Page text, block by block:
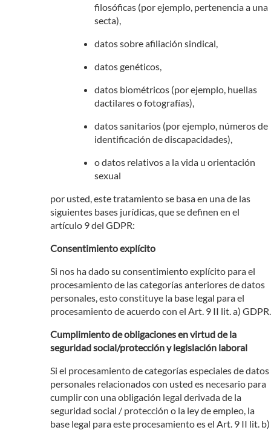
filosóficas (por ejemplo, pertenencia a una
secta),
datos sobre afiliación sindical,
datos genéticos,
datos biométricos (por ejemplo, huellas
dactilares o fotografías),
datos sanitarios (por ejemplo, números de
identificación de discapacidades),
o datos relativos a la vida u orientación
sexual
por usted, este tratamiento se basa en una de las
siguientes bases jurídicas, que se definen en el
artículo 9 del GDPR:
Consentimiento explícito
Si nos ha dado su consentimiento explícito para el
procesamiento de las categorías anteriores de datos
personales, esto constituye la base legal para el
procesamiento de acuerdo con el Art. 9 II lit. a) GDPR.
Cumplimiento de obligaciones en virtud de la
seguridad social/protección y legislación laboral
Si el procesamiento de categorías especiales de datos
personales relacionados con usted es necesario para
cumplir con una obligación legal derivada de la
seguridad social / protección o la ley de empleo, la
base legal para este procesamiento es el Art. 9 II lit. b)